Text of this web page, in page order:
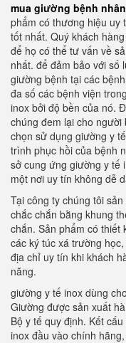
mua giường bệnh
phẩm có thương hiệu uy
tốt nhất. Quý khách
để họ có thể tư vấn về
nhất. để đảm bảo với số
giường bệnh tại các
đa số các bệnh viện
inox bởi độ bền của nó.
chúng đem lại cho
chọn sử dụng giường y
trình phục hồi của bệnh
sở cung ứng giường y tế
một nơi uy tín không dễ
Tại công ty chúng tôi
chắc chắn bằng khung
chắn. Sản phẩm có thiết
các ký túc xá trường
địa chỉ uy tín khi khách
năng.
giường y tế inox dùng
Giường được sản xuất
Bộ y tế quy định. Kết
inox đầu vào chính